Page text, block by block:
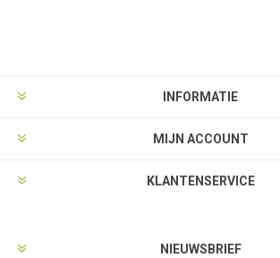
INFORMATIE
MIJN ACCOUNT
KLANTENSERVICE
NIEUWSBRIEF